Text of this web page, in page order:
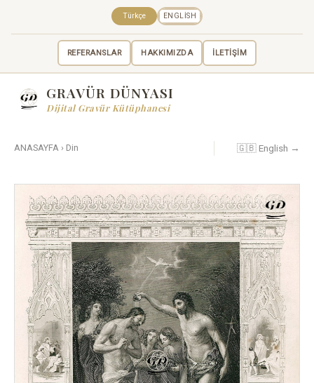
REFERANSLAR HAKKIMIZDA İLETİŞİM
Türkçe ENGLISH
GRAVÜR DÜNYASI
Dijital Gravür Kütüphanesi
ANASAYFA › Din 🇬🇧 English →